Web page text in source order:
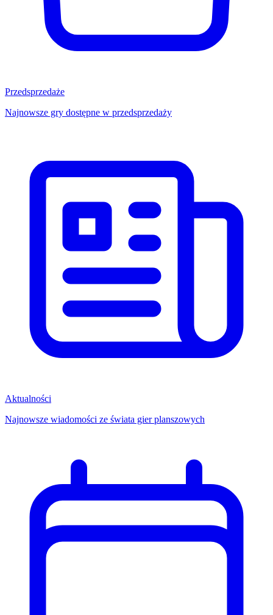
Przedsprzedaże
Najnowsze gry dostępne w przedsprzedaży
Aktualności
Najnowsze wiadomości ze świata gier planszowych